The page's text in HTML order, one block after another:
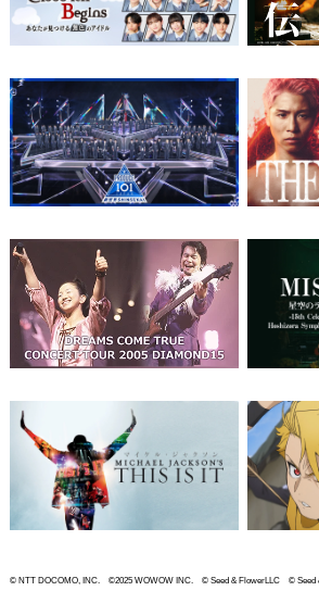
© NTT DOCOMO, INC. ©2025 WOWOW INC. © Seed & FlowerLLC © Seed